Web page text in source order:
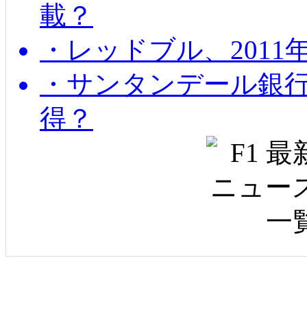
載？
・レッドブル、2011
・サンタンデール銀
得？